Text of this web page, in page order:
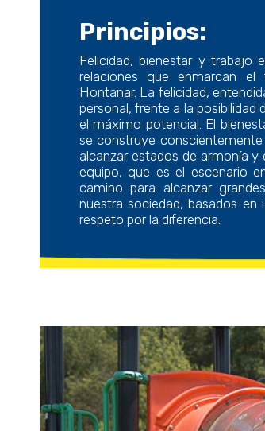
Principios:
Felicidad, bienestar y trabajo
relaciones que enmarcan
Hontanar. La felicidad,
personal, frente a la
el máximo potencial. El
se construye
alcanzar estados de armonía y
equipo, que es el escenario
camino para alcanzar
nuestra sociedad, basados
respeto por la diferencia.